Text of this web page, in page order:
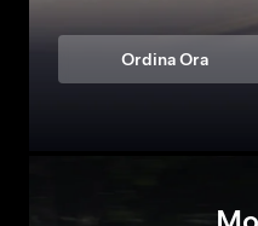
Ordina Ora